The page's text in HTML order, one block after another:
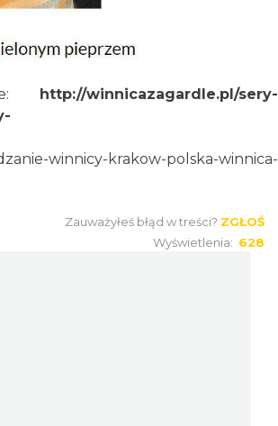
http://winnicazagardle.pl/sery-
winnicy-krakow-polska-winnica-
Zauważyłeś błąd w treści? ZGŁOŚ
Wyświetlenia: 628